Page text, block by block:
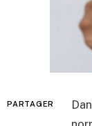
PARTAGER